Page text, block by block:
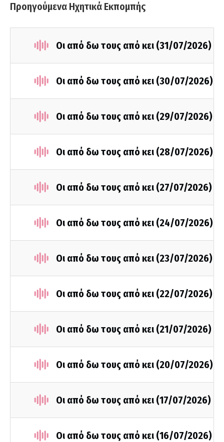
Προηγούμενα Ηχητικά Εκπομπής
Οι από δω τους από κει (31/07/2026)
Οι από δω τους από κει (30/07/2026)
Οι από δω τους από κει (29/07/2026)
Οι από δω τους από κει (28/07/2026)
Οι από δω τους από κει (27/07/2026)
Οι από δω τους από κει (24/07/2026)
Οι από δω τους από κει (23/07/2026)
Οι από δω τους από κει (22/07/2026)
Οι από δω τους από κει (21/07/2026)
Οι από δω τους από κει (20/07/2026)
Οι από δω τους από κει (17/07/2026)
Οι από δω τους από κει (16/07/2026)